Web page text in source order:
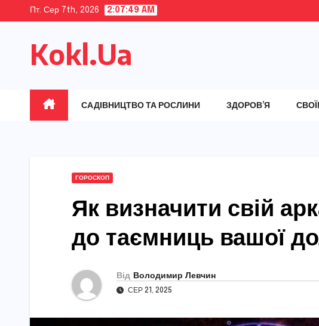
content
Пт. Сер 7th, 2026 2:07:50 AM
Kokl.Ua
САДІВНИЦТВО ТА РОСЛИНИ ЗДОРОВ’Я
ГОРОСКОП
Як визначити свій
до таємниць вашої
Від Володимир Левчин
СЕР 21, 2025